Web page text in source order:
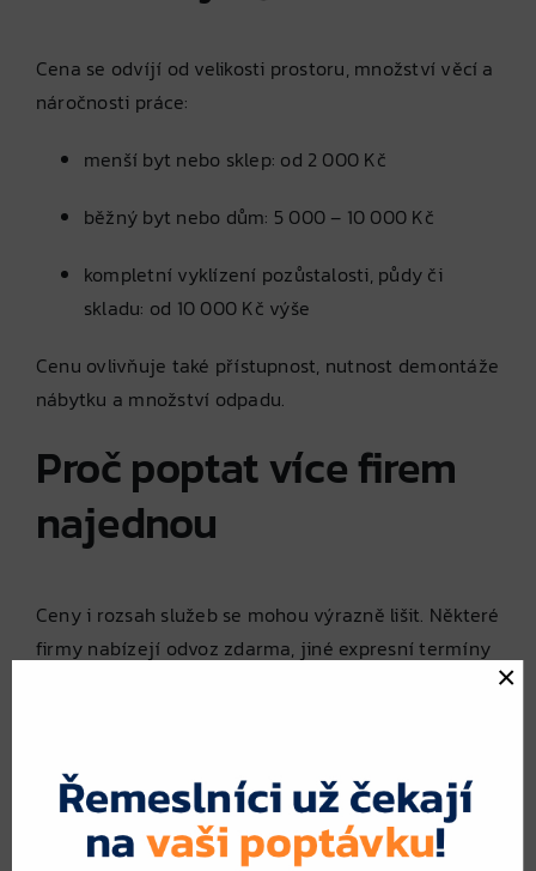
Cena se odvíjí od velikosti prostoru, množství věcí a
náročnosti práce:
menší byt nebo sklep: od 2 000 Kč
běžný byt nebo dům: 5 000 – 10 000 Kč
kompletní vyklízení pozůstalosti, půdy či
skladu: od 10 000 Kč výše
Cenu ovlivňuje také přístupnost, nutnost demontáže
nábytku a množství odpadu.
Proč poptat více firem
najednou
Ceny i rozsah služeb se mohou výrazně lišit. Některé
firmy nabízejí odvoz zdarma, jiné expresní termíny
nabídky od ověřených a pojištěných firem
×